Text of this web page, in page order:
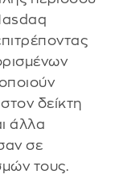
δείκτη
άλλα
σε
τους.